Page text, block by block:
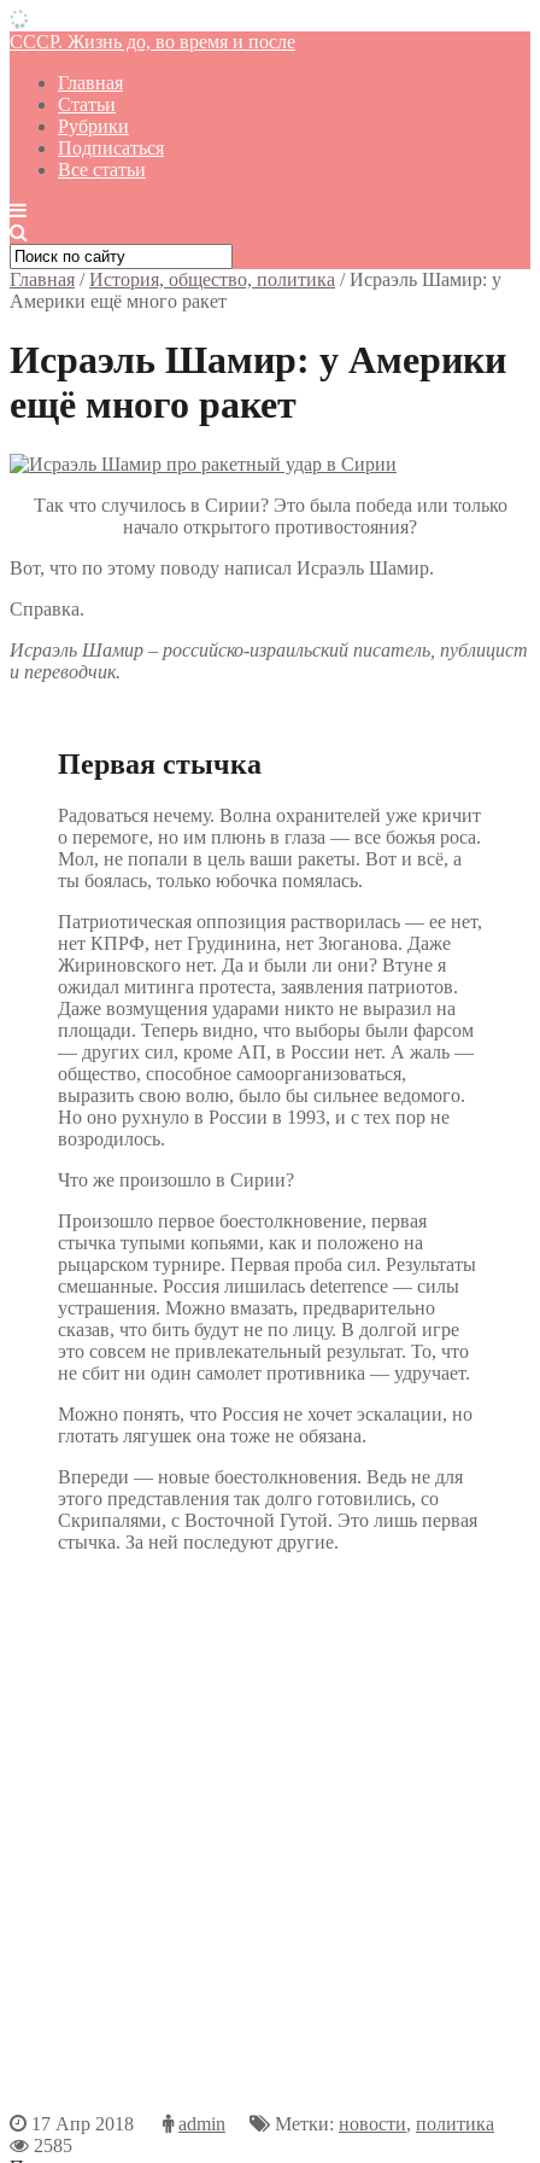
СССР. Жизнь до, во время и после
Главная
Статьи
Рубрики
Подписаться
Все статьи
Главная /История, общество, политика /Исраэль Шамир: у
Америки ещё много ракет
Исраэль Шамир: у Америки
ещё много ракет
Так что случилось в Сирии? Это была победа или только
начало открытого противостояния?
Вот, что по этому поводу написал Исраэль Шамир.
Справка.
Исраэль Шамир – российско-израильский писатель, публицист
и переводчик.
Первая стычка
Радоваться нечему. Волна охранителей уже кричит
о перемоге, но им плюнь в глаза — все божья роса.
Мол, не попали в цель ваши ракеты. Вот и всё, а
ты боялась, только юбочка помялась.
Патриотическая оппозиция растворилась — ее нет,
нет КПРФ, нет Грудинина, нет Зюганова. Даже
Жириновского нет. Да и были ли они? Втуне я
ожидал митинга протеста, заявления патриотов.
Даже возмущения ударами никто не выразил на
площади. Теперь видно, что выборы были фарсом
— других сил, кроме АП, в России нет. А жаль —
общество, способное самоорганизоваться,
выразить свою волю, было бы сильнее ведомого.
Но оно рухнуло в России в 1993, и с тех пор не
возродилось.
Что же произошло в Сирии?
Произошло первое боестолкновение, первая
стычка тупыми копьями, как и положено на
рыцарском турнире. Первая проба сил. Результаты
смешанные. Россия лишилась deterrence — силы
устрашения. Можно вмазать, предварительно
сказав, что бить будут не по лицу. В долгой игре
это совсем не привлекательный результат. То, что
не сбит ни один самолет противника — удручает.
Можно понять, что Россия не хочет эскалации, но
глотать лягушек она тоже не обязана.
Впереди — новые боестолкновения. Ведь не для
этого представления так долго готовились, со
Скрипалями, с Восточной Гутой. Это лишь первая
стычка. За ней последуют другие.
17 Апр 2018 admin Метки: новости, политика
2585